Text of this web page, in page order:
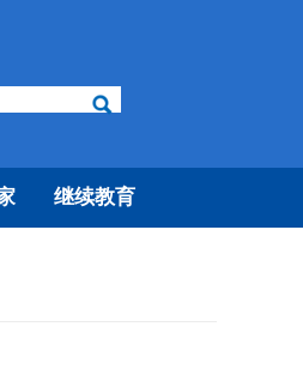
继续教育